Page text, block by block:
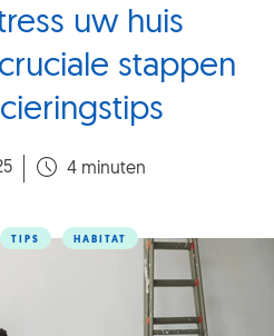
uw huis
stappen
4 minuten
TIPS HABITAT